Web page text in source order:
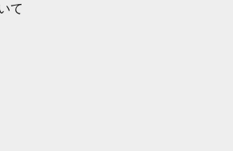
て